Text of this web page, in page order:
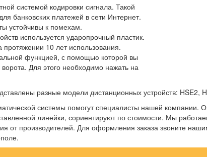
системой кодировки сигнала. Такой
банковских платежей в сети Интернет.
устойчивы к помехам.
используется ударопрочный пластик.
10 лет использования.
функцией, с помощью которой вы
Для этого необходимо нажать на
разные модели дистанционных устройств: HSE2,
системы помогут специалисты нашей компании.
линейки, сориентируют по стоимости. Мы
от производителей. Для оформления заказа звоните